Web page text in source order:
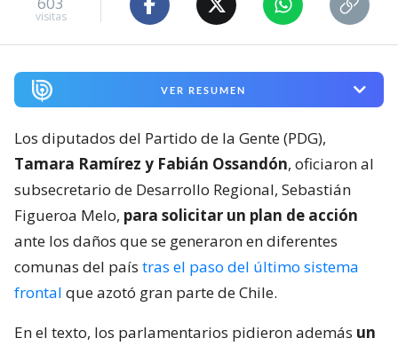
visitas
VER RESUMEN
Los diputados del Partido de la Gente (PDG),
Tamara Ramírez y Fabián Ossandón, oficiaron al
subsecretario de Desarrollo Regional, Sebastián
Figueroa Melo, para solicitar un plan de acción
ante los daños que se generaron en diferentes
comunas del país tras el paso del último sistema
frontal que azotó gran parte de Chile.
En el texto, los parlamentarios pidieron además un